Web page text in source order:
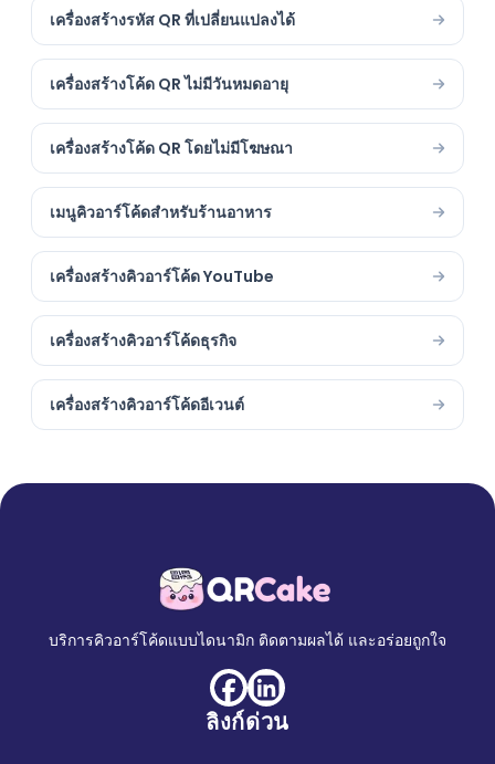
เครื่องสร้างรหัส QR ที่เปลี่ยนแปลงได้
เครื่องสร้างโค้ด QR ไม่มีวันหมดอายุ
เครื่องสร้างโค้ด QR โดยไม่มีโฆษณา
เมนูคิวอาร์โค้ดสำหรับร้านอาหาร
เครื่องสร้างคิวอาร์โค้ด YouTube
เครื่องสร้างคิวอาร์โค้ดธุรกิจ
เครื่องสร้างคิวอาร์โค้ดอีเวนต์
บริการคิวอาร์โค้ดแบบไดนามิก ติดตามผลได้ และอร่อยถูกใจ
ลิงก์ด่วน